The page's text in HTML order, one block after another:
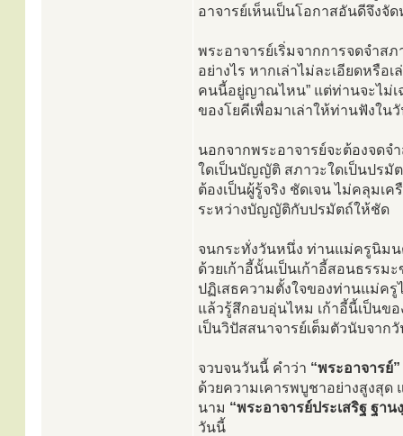
อาจารย์เห็นเป็นโอกาสอันดีจึงจั
พระอาจารย์เริ่มจากการจดจำส
อย่างไร หากเล่าไม่ละเอียดหรื
คนนี้อยู่ญาณไหน” แต่ท่านจะไม่
ของโยคีเพื่อมาเล่าให้ท่านฟังใน
นอกจากพระอาจารย์จะต้องจด
ใดเป็นบัญญัติ สภาวะใดเป็นปรมั
ต้องเป็นผู้รู้จริง ชัดเจน ไม่คลุมเ
ระหว่างบัญญัติกับปรมัตถ์ให้ชัด
จนกระทั่งวันหนึ่ง ท่านแม่ครูนิม
ด้วยเก้าอี้นั้นเป็นเก้าอี้สอนธรรม
ปฏิเสธความตั้งใจของท่านแม่ค
แล้วรู้สึกอบอุ่นไหม เก้าอี้นี้เป็นข
เป็นวิปัสสนาจารย์เต็มตัวนับจาก
จวบจนวันนี้ คำว่า “พระอาจารย์”
ด้วยความเคารพบูชาอย่างสูงสุด
นาม “พระอาจารย์ประเสริฐ ฐา
วันนี้